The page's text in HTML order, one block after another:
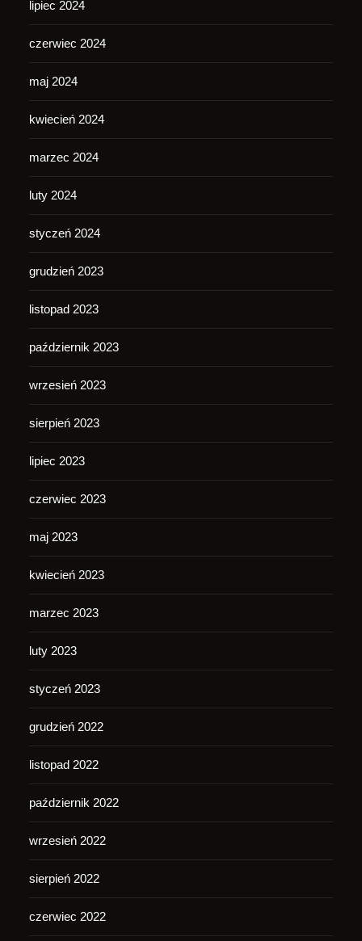
lipiec 2024
czerwiec 2024
maj 2024
kwiecień 2024
marzec 2024
luty 2024
styczeń 2024
grudzień 2023
listopad 2023
październik 2023
wrzesień 2023
sierpień 2023
lipiec 2023
czerwiec 2023
maj 2023
kwiecień 2023
marzec 2023
luty 2023
styczeń 2023
grudzień 2022
listopad 2022
październik 2022
wrzesień 2022
sierpień 2022
czerwiec 2022